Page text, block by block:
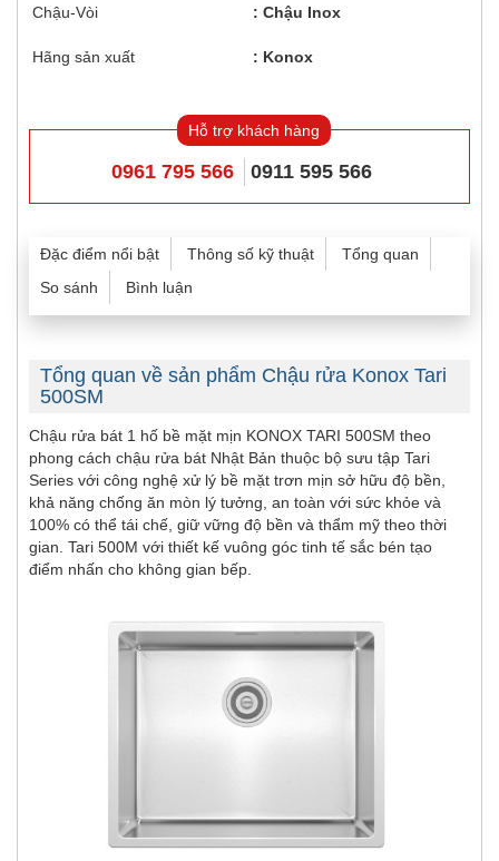
Chậu-Vòi Chậu Inox
Hãng sản xuất Konox
Hỗ trợ khách hàng
0961 795 566 0911 595 566
Đặc điểm nổi bật Thông số kỹ thuật
Tổng quan
So sánh
Bình luận
Tổng quan về sản phẩm Chậu rửa Konox Tari
500SM
Chậu rửa bát 1 hố bề mặt mịn KONOX TARI 500SM theo
phong cách chậu rửa bát Nhật Bản thuộc bộ sưu tập Tari
Series với công nghệ xử lý bề mặt trơn mịn sở hữu độ bền,
khả năng chống ăn mòn lý tưởng, an toàn với sức khỏe và
100% có thể tái chế, giữ vững độ bền và thẩm mỹ theo thời
gian. Tari 500M với thiết kế vuông góc tinh tế sắc bén tạo
điểm nhấn cho không gian bếp.